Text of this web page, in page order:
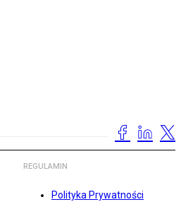
REGULAMIN
Polityka Prywatności